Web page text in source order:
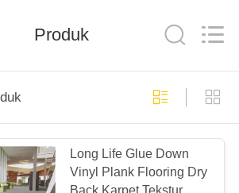
PVC
Produk
Long Life Glue Down
Vinyl Plank Flooring Dry